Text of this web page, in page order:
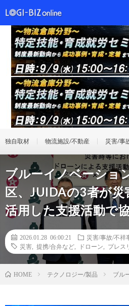
独自取材 物流施設/不動産 災害/事
ブルーイノベーショ
区、JUIDAの3者が
活用した支援活動で
2026.01.28 06:00:21
災害/事故/不祥
災害
提携/合弁など ドローン プレス
HOME テクノロジー/製品 ブル